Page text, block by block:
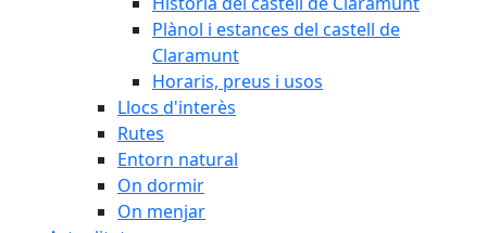
Plànol i estances del castell de
Claramunt
Horaris, preus i usos
Llocs d'interès
Rutes
Entorn natural
On dormir
On menjar